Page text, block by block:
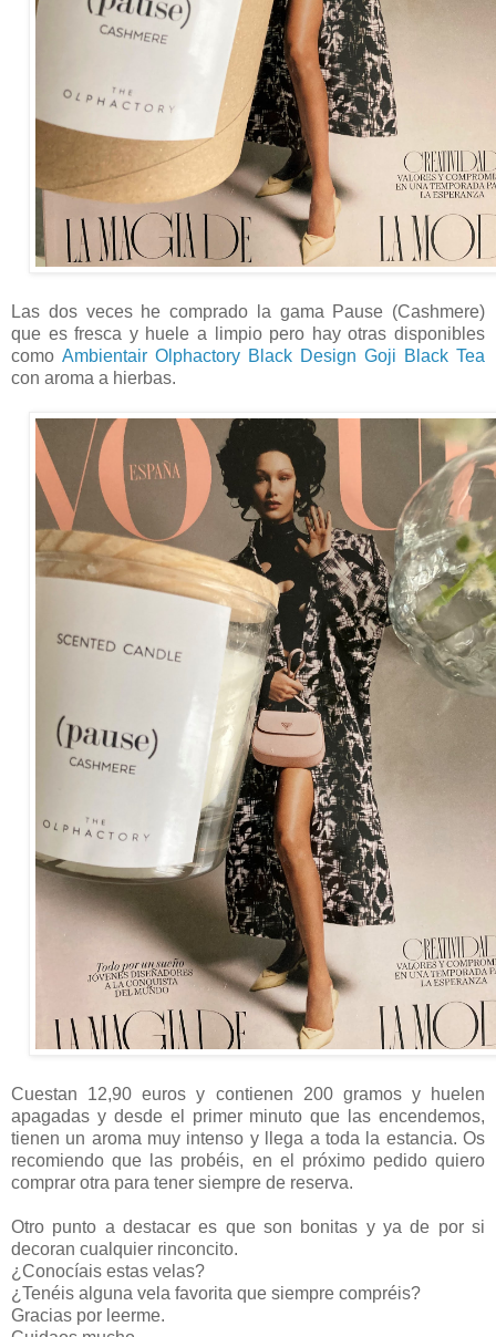
Las dos veces he comprado la gama Pause (Cashmere)
que es fresca y huele a limpio pero hay otras disponibles
como Ambientair Olphactory Black Design Goji Black Tea
con aroma a hierbas.
Cuestan 12,90 euros y contienen 200 gramos y huelen
apagadas y desde el primer minuto que las encendemos,
tienen un aroma muy intenso y llega a toda la estancia. Os
recomiendo que las probéis, en el próximo pedido quiero
comprar otra para tener siempre de reserva.
Otro punto a destacar es que son bonitas y ya de por si
decoran cualquier rinconcito.
¿Conocíais estas velas?
¿Tenéis alguna vela favorita que siempre compréis?
Gracias por leerme.